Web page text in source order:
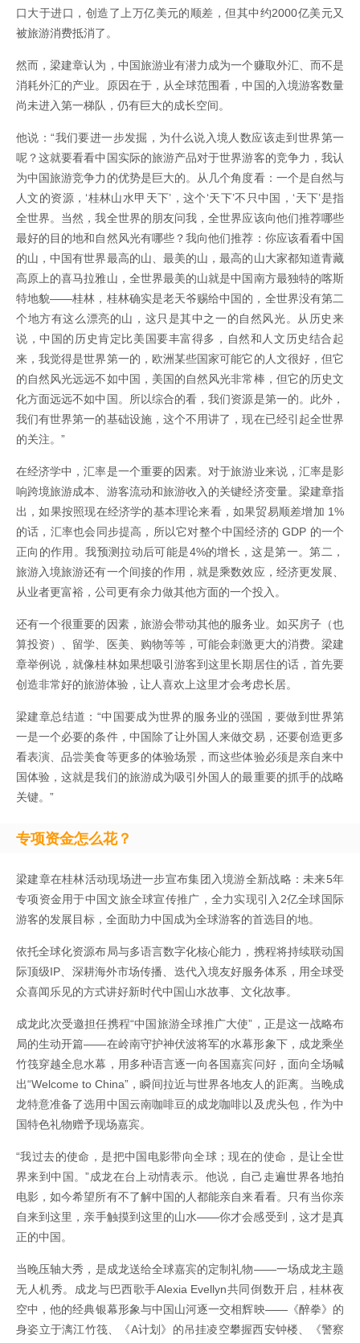
口大于进口，创造了上万亿美元的顺差，但其中约2000亿美元又
被旅游消费抵消了。
然而，梁建章认为，中国旅游业有潜力成为一个赚取外汇、而不是
消耗外汇的产业。原因在于，从全球范围看，中国的入境游客数量
尚未进入第一梯队，仍有巨大的成长空间。
他说：“我们要进一步发掘，为什么说入境人数应该走到世界第一
呢？这就要看看中国实际的旅游产品对于世界游客的竞争力，我认
为中国旅游竞争力的优势是巨大的。从几个角度看：一个是自然与
人文的资源，‘桂林山水甲天下’，这个‘天下’不只中国，‘天下’是指
全世界。当然，我全世界的朋友问我，全世界应该向他们推荐哪些
最好的目的地和自然风光有哪些？我向他们推荐：你应该看看中国
的山，中国有世界最高的山、最美的山，最高的山大家都知道青藏
高原上的喜马拉雅山，全世界最美的山就是中国南方最独特的喀斯
特地貌——桂林，桂林确实是老天爷赐给中国的，全世界没有第二
个地方有这么漂亮的山，这只是其中之一的自然风光。从历史来
说，中国的历史肯定比美国要丰富得多，自然和人文历史结合起
来，我觉得是世界第一的，欧洲某些国家可能它的人文很好，但它
的自然风光远远不如中国，美国的自然风光非常棒，但它的历史文
化方面远远不如中国。所以综合的看，我们资源是第一的。此外，
我们有世界第一的基础设施，这个不用讲了，现在已经引起全世界
的关注。”
在经济学中，汇率是一个重要的因素。对于旅游业来说，汇率是影
响跨境旅游成本、游客流动和旅游收入的关键经济变量。梁建章指
出，如果按照现在经济学的基本理论来看，如果贸易顺差增加 1%
的话，汇率也会同步提高，所以它对整个中国经济的 GDP 的一个
正向的作用。我预测拉动后可能是4%的增长，这是第一。第二，
旅游入境旅游还有一个间接的作用，就是乘数效应，经济更发展、
从业者更富裕，公司更有余力做其他方面的一个投入。
还有一个很重要的因素，旅游会带动其他的服务业。如买房子（也
算投资）、留学、医美、购物等等，可能会刺激更大的消费。梁建
章举例说，就像桂林如果想吸引游客到这里长期居住的话，首先要
创造非常好的旅游体验，让人喜欢上这里才会考虑长居。
梁建章总结道：“中国要成为世界的服务业的强国，要做到世界第
一是一个必要的条件，中国除了让外国人来做交易，还要创造更多
看表演、品尝美食等更多的体验场景，而这些体验必须是亲自来中
国体验，这就是我们的旅游成为吸引外国人的最重要的抓手的战略
关键。”
专项资金怎么花？
梁建章在桂林活动现场进一步宣布集团入境游全新战略：未来5年
专项资金用于中国文旅全球宣传推广，全力实现引入2亿全球国际
游客的发展目标，全面助力中国成为全球游客的首选目的地。
依托全球化资源布局与多语言数字化核心能力，携程将持续联动国
际顶级IP、深耕海外市场传播、迭代入境友好服务体系，用全球受
众喜闻乐见的方式讲好新时代中国山水故事、文化故事。
成龙此次受邀担任携程“中国旅游全球推广大使”，正是这一战略布
局的生动开篇——在岭南守护神伏波将军的水幕形象下，成龙乘坐
竹筏穿越全息水幕，用多种语言逐一向各国嘉宾问好，面向全场喊
出“Welcome to China”，瞬间拉近与世界各地友人的距离。当晚成
龙特意准备了选用中国云南咖啡豆的成龙咖啡以及虎头包，作为中
国特色礼物赠予现场嘉宾。
“我过去的使命，是把中国电影带向全球；现在的使命，是让全世
界来到中国。”成龙在台上动情表示。他说，自己走遍世界各地拍
电影，如今希望所有不了解中国的人都能亲自来看看。只有当你亲
自来到这里，亲手触摸到这里的山水——你才会感受到，这才是真
正的中国。
当晚压轴大秀，是成龙送给全球嘉宾的定制礼物——一场成龙主题
无人机秀。成龙与巴西歌手Alexia Evellyn共同倒数开启，桂林夜
空中，他的经典银幕形象与中国山河逐一交相辉映——《醉拳》的
身姿立于漓江竹筏、《A计划》的吊挂凌空攀握西安钟楼、《警察